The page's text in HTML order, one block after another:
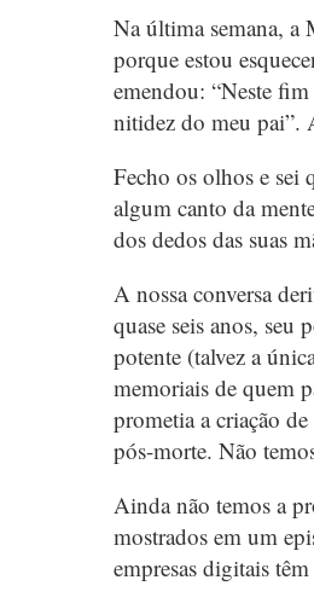
Na última semana, a
porque estou
emendou: “Neste
nitidez do meu pai”.
Fecho os olhos e sei
algum canto da
dos dedos das suas
A nossa conversa
quase seis anos, seu
potente (talvez a
memoriais de quem
prometia a criação
pós-morte. Não
Ainda não temos a
mostrados em um
empresas digitais